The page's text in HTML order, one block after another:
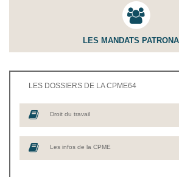
LES MANDATS
LES DOSSIERS DE LA CPME64
Droit du travail
Les infos de la CPME